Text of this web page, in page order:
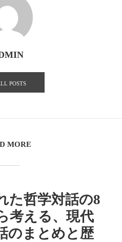
POSTS
MORE
た哲学対話の8
考える、現代
のまとめと歴